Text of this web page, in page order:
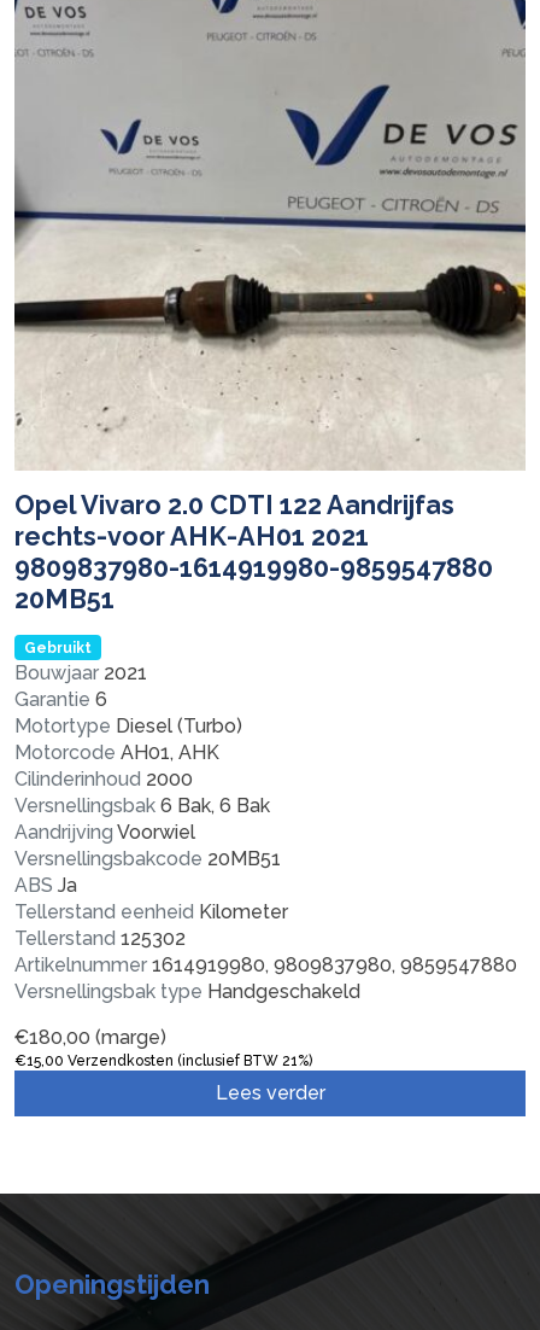
Opel Vivaro 2.0 CDTI 122 Aandrijfas
rechts-voor AHK-AH01 2021
9809837980-1614919980-9859547880
20MB51
Gebruikt
Bouwjaar 2021
Garantie 6
Motortype Diesel (Turbo)
Motorcode AH01, AHK
Cilinderinhoud 2000
Versnellingsbak 6 Bak, 6 Bak
Aandrijving Voorwiel
Versnellingsbakcode 20MB51
ABS Ja
Tellerstand eenheid Kilometer
Tellerstand 125302
Artikelnummer 1614919980, 9809837980, 9859547880
Versnellingsbak type Handgeschakeld
€180,00 (marge)
€15,00 Verzendkosten (inclusief BTW 21%)
Lees verder
Openingstijden